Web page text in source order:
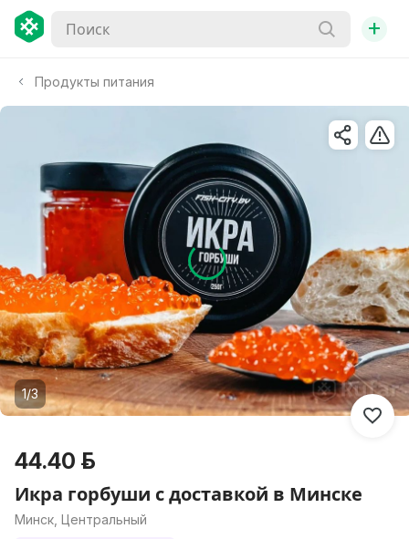
+
Продукты питания
1/3
44.40 р.
Икра горбуши с доставкой в Минске
Минск, Центральный